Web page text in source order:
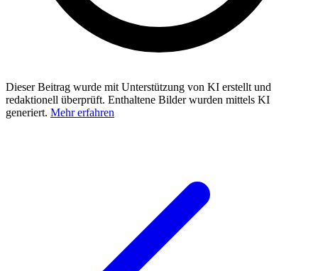
Dieser Beitrag wurde mit Unterstützung von KI erstellt und
redaktionell überprüft. Enthaltene Bilder wurden mittels KI
generiert. Mehr erfahren